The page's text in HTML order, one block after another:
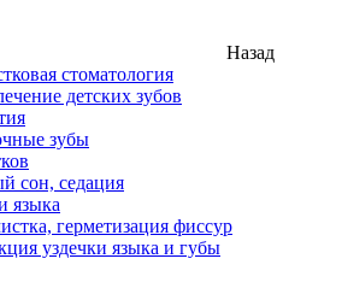
Назад
стоматология
детских зубов
зубы
сон, седация
языка
герметизация фиссур
уздечки языка и губы